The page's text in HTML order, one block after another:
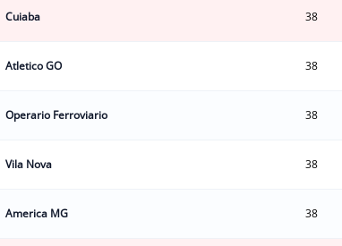
Cuiaba 38
Atletico GO 38
Operario Ferroviario 38
Vila Nova 38
America MG 38